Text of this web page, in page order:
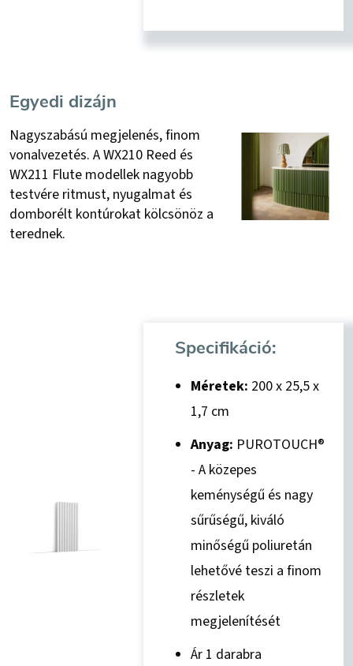
Egyedi dizájn
Nagyszabású megjelenés, finom
vonalvezetés. A WX210 Reed és
WX211 Flute modellek nagyobb
testvére ritmust, nyugalmat és
domborélt kontúrokat kölcsönöz a
terednek.
Specifikáció:
Méretek: 200 x 25,5 x
1,7 cm
Anyag: PUROTOUCH®
- A közepes
keménységű és nagy
sűrűségű, kiváló
minőségű poliuretán
lehetővé teszi a finom
részletek
megjelenítését
Ár 1 darabra